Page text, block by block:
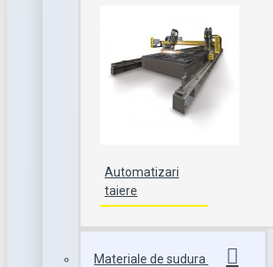
Automatizari
taiere
Materiale de sudura